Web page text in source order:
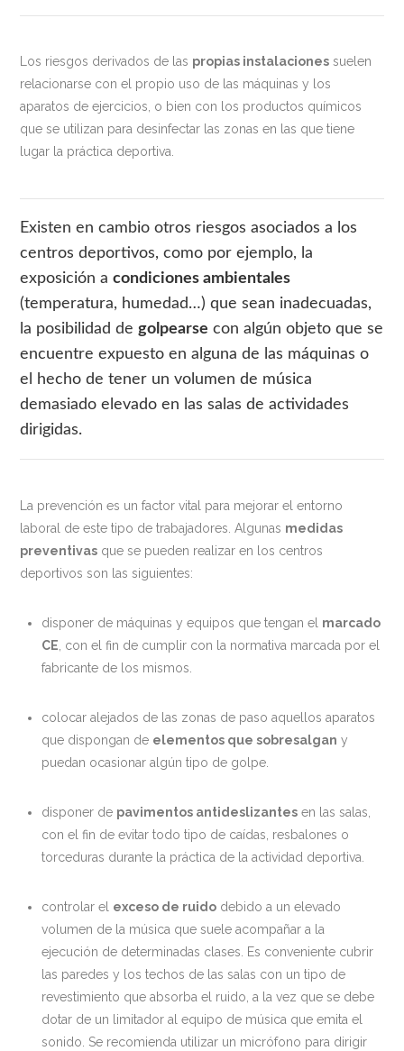
Los riesgos derivados de las propias instalaciones suelen
relacionarse con el propio uso de las máquinas y los
aparatos de ejercicios, o bien con los productos químicos
que se utilizan para desinfectar las zonas en las que tiene
lugar la práctica deportiva.
Existen en cambio otros riesgos asociados a los
centros deportivos, como por ejemplo, la
exposición acondiciones ambientales
(temperatura, humedad…) que sean inadecuadas,
la posibilidad degolpearse con algún objeto que se
encuentre expuesto en alguna de las máquinas o
el hecho de tener un volumen de música
demasiado elevado en las salas de actividades
dirigidas.
La prevención es un factor vital para mejorar el entorno
laboral de este tipo de trabajadores. Algunas medidas
preventivas que se pueden realizar en los centros
deportivos son las siguientes:
disponer de máquinas y equipos que tengan el marcado
CE , con el fin de cumplir con la normativa marcada por el
fabricante de los mismos.
colocar alejados de las zonas de paso aquellos aparatos
que dispongan de elementos que sobresalgan y
puedan ocasionar algún tipo de golpe.
disponer de pavimentos antideslizantesen las salas,
con el fin de evitar todo tipo de caídas, resbalones o
torceduras durante la práctica de la actividad deportiva.
controlar el exceso de ruidodebido a un elevado
volumen de la música que suele acompañar a la
ejecución de determinadas clases. Es conveniente cubrir
las paredes y los techos de las salas con un tipo de
revestimiento que absorba el ruido, a la vez que se debe
dotar de un limitador al equipo de música que emita el
sonido. Se recomienda utilizar un micrófono para dirigir